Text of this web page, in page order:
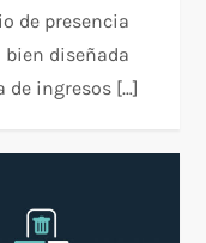
de presencia
diseñada
de ingresos […]